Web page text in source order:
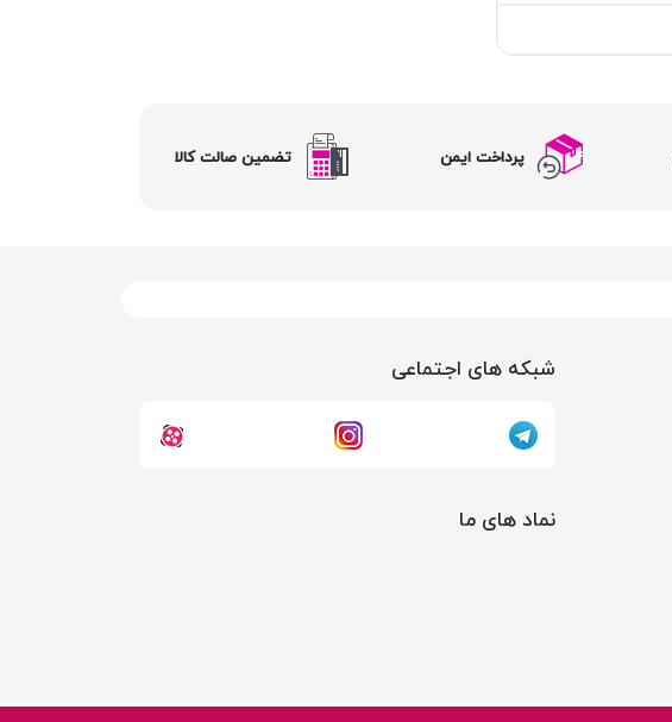
پرداخت ایمن تضمین صالت کالا
شبکه های اجتماعی
نماد های ما